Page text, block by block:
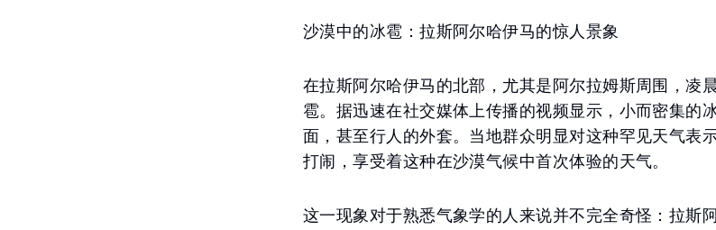
沙漠中的冰雹：拉斯阿尔哈伊马的惊人景象
在拉斯阿尔哈伊马的北部，尤其是阿尔拉姆斯周围，凌
雹。据迅速在社交媒体上传播的视频显示，小而密集的
面，甚至行人的外套。当地群众明显对这种罕见天气表
打闹，享受着这种在沙漠气候中首次体验的天气。
这一现象对于熟悉气象学的人来说并不完全奇怪：拉斯